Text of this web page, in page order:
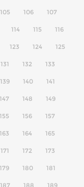
105 106 107
114 115 116
123 124 125
131 132 133
139 140 141
147 148 149
155 156 157
163 164 165
171 172 173
179 180 181
187 188 189